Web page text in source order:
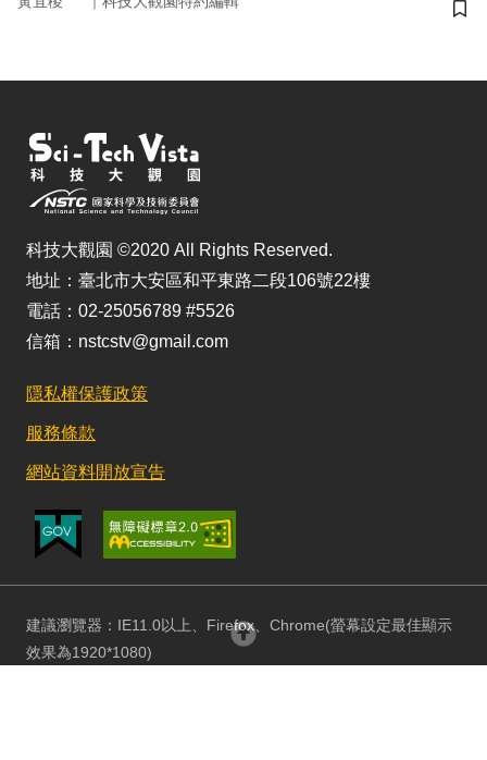
儲
科技大觀園 ©2020 All Rights Reserved.
地址：臺北市大安區和平東路二段106號22樓
電話：02-25056789 #5526
信箱：nstcstv@gmail.com
隱私權保護政策
服務條款
網站資料開放宣告
建議瀏覽器：IE11.0以上、Firefox、Chrome(螢幕設定最佳顯示
效果為1920*1080)
回頂部